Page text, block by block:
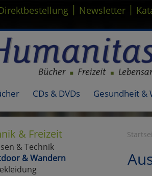
überspringen | Newsletter |
CDs & DVDs Gesundheit &
& Freizeit
& Technik
& Wandern